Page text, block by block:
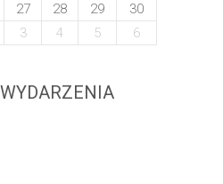
27 28 29
30
3 4 5 6